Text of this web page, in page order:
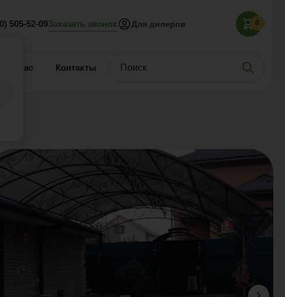
505-52-09Заказать звонок Для дилеров 0
О нас Контакты